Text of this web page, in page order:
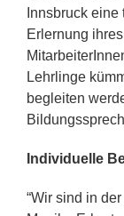
Innsbruck
Erlernung
Lehrlinge
begleiten
Individuelle
“Wir sind in